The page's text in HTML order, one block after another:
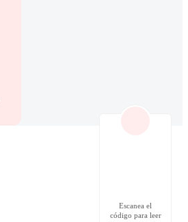
Escanea el
código para leer